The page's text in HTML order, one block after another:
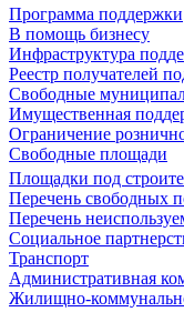
Программа поддержки
В помощь бизнесу
Инфраструктура
Реестр получателей
Свободные
Имущественная
Ограничение
Свободные площади
Площадки под
Перечень свободных
Перечень
Социальное
Транспорт
Административная
Жилищно-